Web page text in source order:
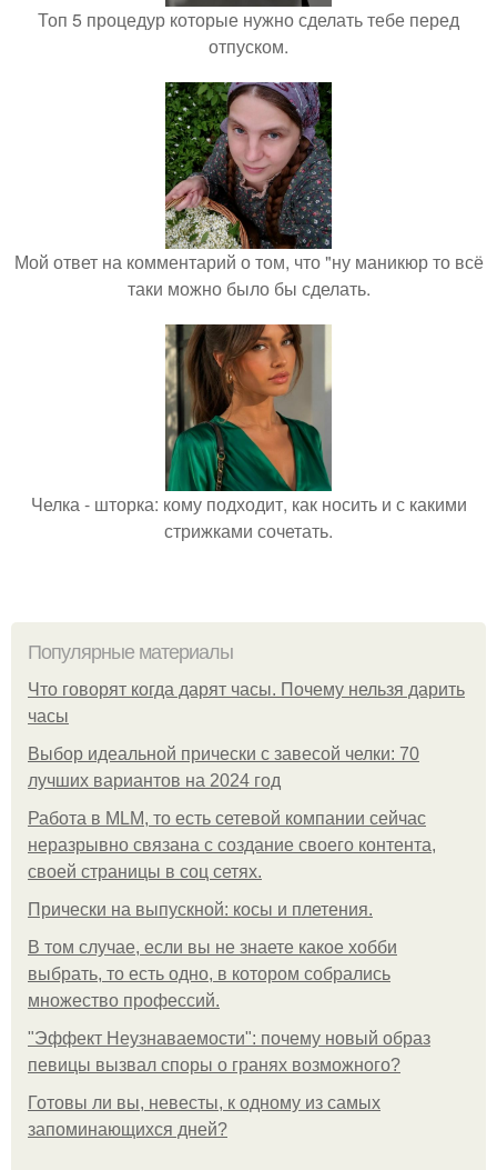
Топ 5 процедур которые нужно сделать тебе перед
отпуском.
Мой ответ на комментарий о том, что "ну маникюр то всё
таки можно было бы сделать.
Челка - шторка: кому подходит, как носить и с какими
стрижками сочетать.
Популярные материалы
Что говорят когда дарят часы. Почему нельзя дарить
часы
Выбор идеальной прически с завесой челки: 70
лучших вариантов на 2024 год
Работа в MLM, то есть сетевой компании сейчас
неразрывно связана с создание своего контента,
своей страницы в соц сетях.
Прически на выпускной: косы и плетения.
В том случае, если вы не знаете какое хобби
выбрать, то есть одно, в котором собрались
множество профессий.
"Эффект Неузнаваемости": почему новый образ
певицы вызвал споры о гранях возможного?
Готовы ли вы, невесты, к одному из самых
запоминающихся дней?